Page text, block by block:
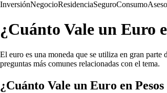
InversiónNegocioResidenciaSeguroConsumo
¿Cuánto Vale un Euro
El euro es una moneda que se utiliza en gran
preguntas más comunes relacionadas con el tema.
¿Cuánto Vale un Euro en